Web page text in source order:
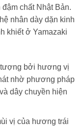
chất Nhật Bản.
nhân dày dặn kinh
khiết ở Yamazaki
bởi hương vị
nhờ phương pháp
dây chuyền hiện
vị của hương trái